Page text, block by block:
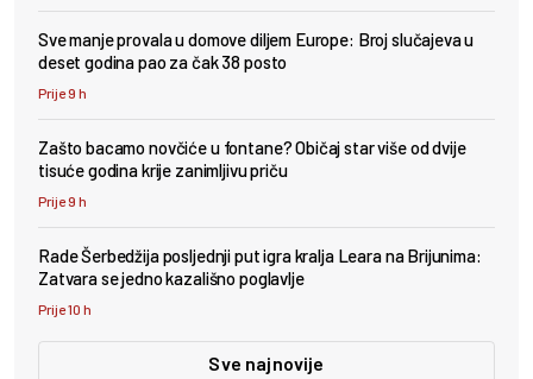
Sve manje provala u domove diljem Europe: Broj slučajeva u
deset godina pao za čak 38 posto
Prije 9 h
Zašto bacamo novčiće u fontane? Običaj star više od dvije
tisuće godina krije zanimljivu priču
Prije 9 h
Rade Šerbedžija posljednji put igra kralja Leara na Brijunima:
Zatvara se jedno kazališno poglavlje
Prije 10 h
Sve najnovije